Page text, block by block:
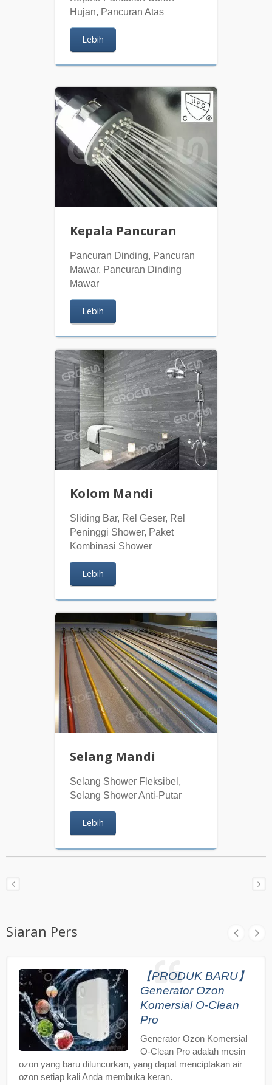
Hujan, Pancuran Atas
Lebih
Kepala Pancuran
Pancuran Dinding, Pancuran
Mawar, Pancuran Dinding
Mawar
Lebih
Kolom Mandi
Sliding Bar, Rel Geser, Rel
Peninggi Shower, Paket
Kombinasi Shower
Lebih
Selang Mandi
Selang Shower Fleksibel,
Selang Shower Anti-Putar
Lebih
Siaran Pers
【PRODUK BARU】
Generator Ozon
Komersial O-Clean
Pro
Generator Ozon Komersial
O-Clean Pro adalah mesin
ozon yang baru diluncurkan, yang dapat menciptakan air
ozon setiap kali Anda membuka keran.